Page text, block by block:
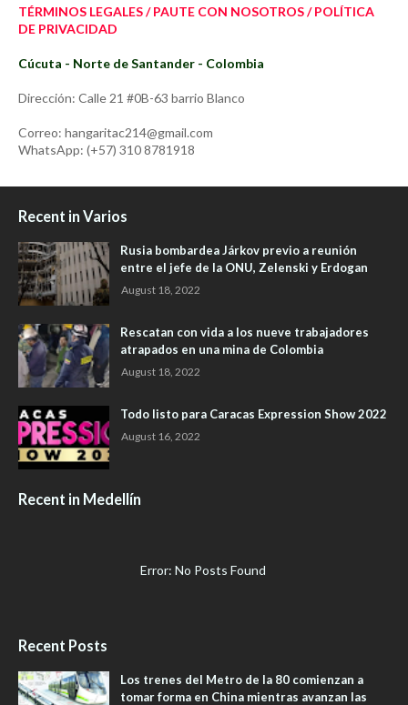
TÉRMINOS LEGALES / PAUTE CON NOSOTROS / POLÍTICA
DE PRIVACIDAD
Cúcuta - Norte de Santander - Colombia
Dirección: Calle 21 #0B-63 barrio Blanco
Correo: hangaritac214@gmail.com
WhatsApp: (+57) 310 8781918
Recent in Varios
Rusia bombardea Járkov previo a reunión
entre el jefe de la ONU, Zelenski y Erdogan
August 18, 2022
Rescatan con vida a los nueve trabajadores
atrapados en una mina de Colombia
August 18, 2022
Todo listo para Caracas Expression Show 2022
August 16, 2022
Recent in Medellín
Error: No Posts Found
Recent Posts
Los trenes del Metro de la 80 comienzan a
tomar forma en China mientras avanzan las